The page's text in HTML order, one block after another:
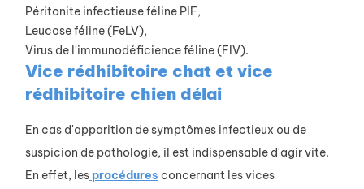
Péritonite infectieuse féline PIF,
Leucose féline (FeLV),
Virus de l'immunodéficience féline (FIV).
Vice rédhibitoire chat et vice
rédhibitoire chien délai
En cas d'apparition de symptômes infectieux ou de
suspicion de pathologie, il est indispensable d'agir vite.
En effet, les procédures concernant les vices